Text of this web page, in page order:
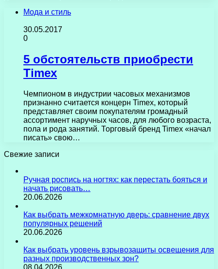
Мода и стиль
30.05.2017
0
5 обстоятельств приобрести
Timex
Чемпионом в индустрии часовых механизмов
признанно считается концерн Timex, который
представляет своим покупателям громадный
ассортимент наручных часов, для любого возраста,
пола и рода занятий. Торговый бренд Timex «начал
писать» свою…
Свежие записи
Ручная роспись на ногтях: как перестать бояться и
начать рисовать…
20.06.2026
Как выбрать межкомнатную дверь: сравнение двух
популярных решений
20.06.2026
Как выбрать уровень взрывозащиты освещения для
разных производственных зон?
08.04.2026